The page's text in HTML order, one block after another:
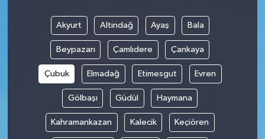
Akyurt Altındağ Ayaş Bala
Beypazarı Çamlıdere Çankaya
Çubuk Elmadağ Etimesgut Evren
Gölbaşı Güdül Haymana
Kahramankazan Kalecik Keçiören